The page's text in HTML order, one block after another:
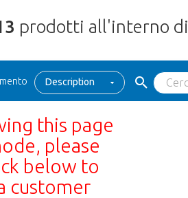
prodotti all'interno di
Description
this page
please
below to
customer